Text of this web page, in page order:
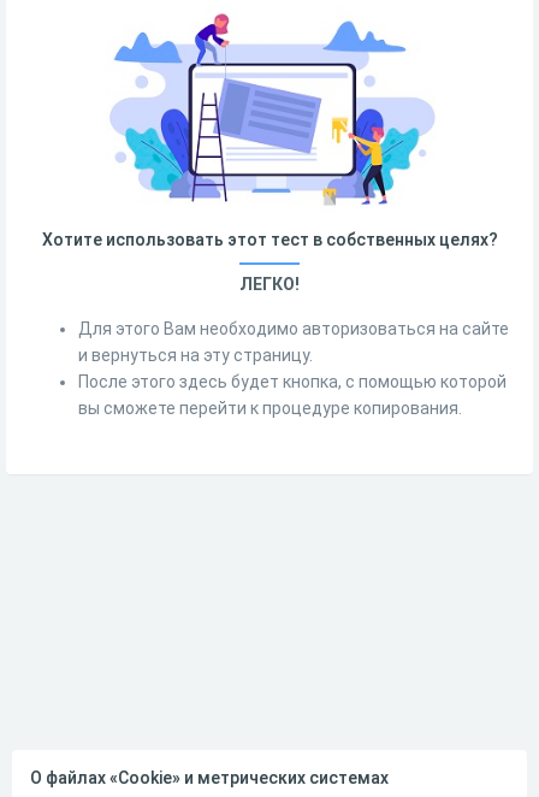
Хотите использовать этот тест в собственных целях?
ЛЕГКО!
Для этого Вам необходимо авторизоваться на сайте
и вернуться на эту страницу.
После этого здесь будет кнопка, с помощью которой
вы сможете перейти к процедуре копирования.
О файлах «Cookie» и метрических системах